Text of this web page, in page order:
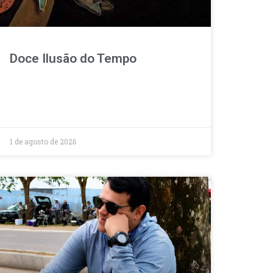
Doce Ilusão do Tempo
1 de agosto de 2026